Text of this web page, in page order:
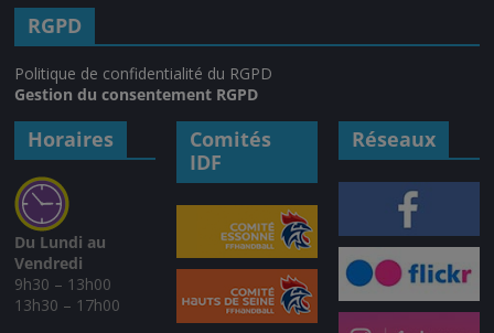
RGPD
Politique de confidentialité du RGPD
Gestion du consentement RGPD
Horaires
Du Lundi au
Vendredi
9h30 – 13h00
13h30 – 17h00
Comités
IDF
Réseaux